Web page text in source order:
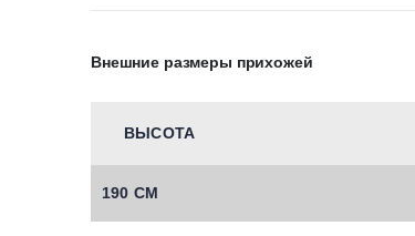
Внешние размеры прихожей
ВЫСОТА
190 СМ